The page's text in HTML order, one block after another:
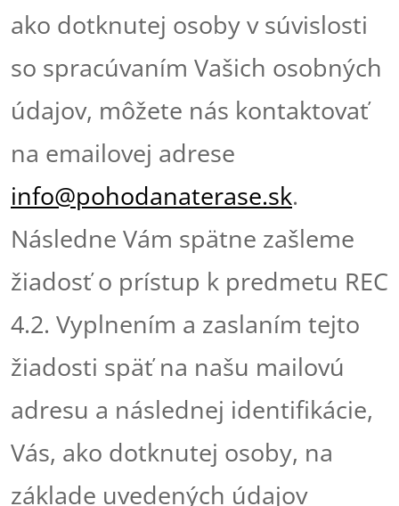
ako dotknutej osoby v súvislosti
so spracúvaním Vašich osobných
údajov, môžete nás kontaktovať
na emailovej adrese
info@pohodanaterase.sk.
Následne Vám spätne zašleme
žiadosť o prístup k predmetu REC
4.2. Vyplnením a zaslaním tejto
žiadosti späť na našu mailovú
adresu a následnej identifikácie,
Vás, ako dotknutej osoby, na
základe uvedených údajov